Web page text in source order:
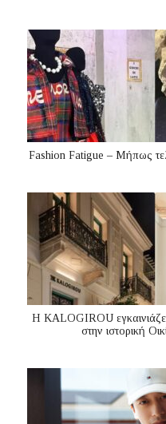
Fashion Fatigue – Μήπως
Η KALOGIROU
στην ιστορική